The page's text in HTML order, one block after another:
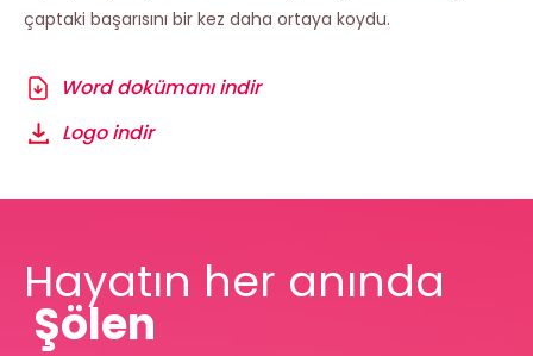
çaptaki başarısını bir kez daha ortaya koydu.
Word dokümanı indir
Logo indir
Hayatın her anında
Şölen